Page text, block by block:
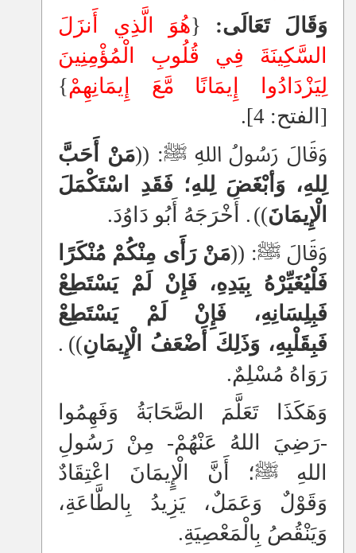
وَقَالَ تَعَالَى: {هُوَ الَّذِي أَنزَلَ
السَّكِينَةَ فِي قُلُوبِ الْمُؤْمِنِينَ
لِيَزْدَادُوا إِيمَانًا مَّعَ إِيمَانِهِمْ}
[الفتح: 4].
وَقَالَ رَسُولُ اللهِ ﷺ: ((مَنْ أَحَبَّ
لِلهِ، وَأبْغَضَ لِلهِ؛ فَقَدِ اسْتَكْمَلَ
الْإِيمَانَ)) . أَخْرَجَهُ أَبُو دَاوُدَ.
وَقَالَ ﷺ: ((مَنْ رَأَى مِنْكُمْ مُنْكَرًا
فَلْيُغَيِّرْهُ بِيَدِهِ، فَإِنْ لَمْ يَسْتَطِعْ
فَبِلِسَانِهِ، فَإِنْ لَمْ يَسْتَطِعْ
فَبِقَلْبِهِ، وَذَلِكَ أَضْعَفُ الْإِيمَانِ))
.
رَوَاهُ مُسْلِمٌ.
وَهَكَذَا تَعَلَّمَ الصَّحَابَةُ وَفَهِمُوا
-رَضِيَ اللهُ عَنْهُمْ- مِنْ رَسُولِ
اللهِ ﷺ؛ أَنَّ الْإٍيمَانَ اعْتِقَادٌ
وَقَوْلٌ وَعَمَلٌ، يَزِيدُ بِالطَّاعَةِ،
وَيَنْقُصُ بِالْمَعْصِيَةِ.